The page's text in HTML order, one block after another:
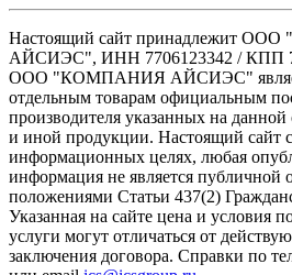
Настоящий сайт принадлежит
АЙСИЭС", ИНН 7706123342 / КПП
ООО "КОМПАНИЯ АЙСИЭС"
отдельным товарам официальным
производителя указанных на данной
и иной продукции. Настоящий сайт
информационных целях, любая
информация не является публичной
положениями Статьи 437(2)
Указанная на сайте цена и условия
услуги могут отличаться от
заключения договора. Справки по